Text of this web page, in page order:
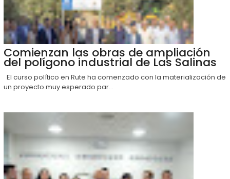
Comienzan las obras de ampliación
del polígono industrial de Las Salinas
El curso político en Rute ha comenzado con la materialización de
un proyecto muy esperado par...